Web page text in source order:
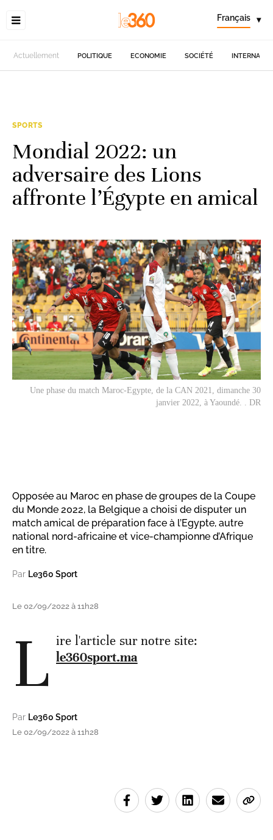
Français ▾
Actuellement POLITIQUE ECONOMIE SOCIÉTÉ
SPORTS
Mondial 2022: un
adversaire des Lions
affronte l’Égypte en amical
Une phase du match Maroc-Egypte, de la CAN 2021, dimanche 30
janvier 2022, à Yaoundé. . DR
Opposée au Maroc en phase de groupes de la Coupe
du Monde 2022, la Belgique a choisi de disputer un
match amical de préparation face à l’Egypte, autre
national nord-africaine et vice-championne d’Afrique
en titre.
Par Le360 Sport
Le 02/09/2022 à 11h28
L ire l'article sur notre site:
le360sport.ma
Par Le360 Sport
Le 02/09/2022 à 11h28